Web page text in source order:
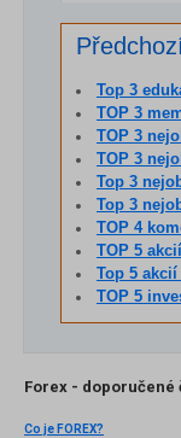
Top 3
TOP 3
TOP 3
TOP 3
Top 3
Top 3
TOP 4
TOP 5
Top 5 akcií
TOP 5
Forex - doporučené
Co je FOREX?